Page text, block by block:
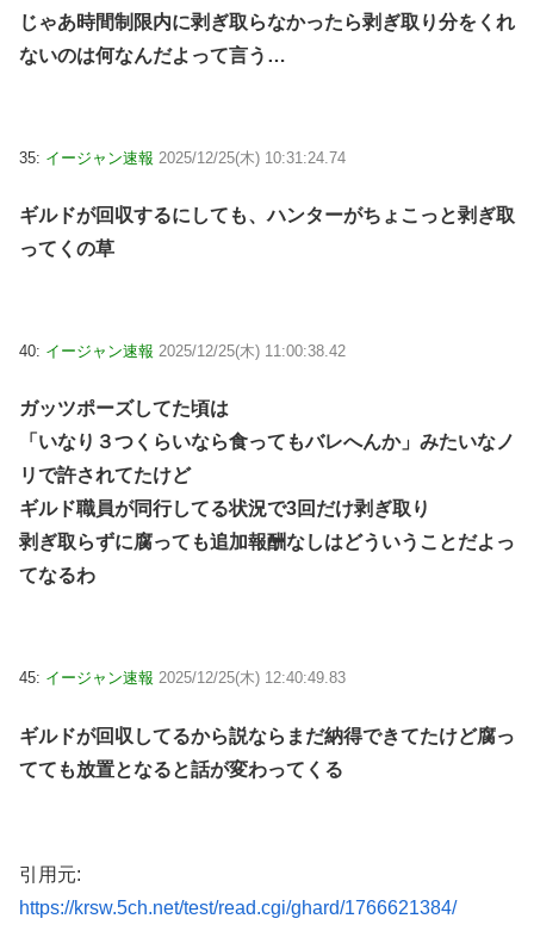
じゃあ時間制限内に剥ぎ取らなかったら剥ぎ取り分をくれ
ないのは何なんだよって言う…
35: イージャン速報 2025/12/25(木) 10:31:24.74
ギルドが回収するにしても、ハンターがちょこっと剥ぎ取
ってくの草
40: イージャン速報 2025/12/25(木) 11:00:38.42
ガッツポーズしてた頃は
「いなり３つくらいなら食ってもバレへんか」みたいなノ
リで許されてたけど
ギルド職員が同行してる状況で3回だけ剥ぎ取り
剥ぎ取らずに腐っても追加報酬なしはどういうことだよっ
てなるわ
45: イージャン速報 2025/12/25(木) 12:40:49.83
ギルドが回収してるから説ならまだ納得できてたけど腐っ
てても放置となると話が変わってくる
引用元:
https://krsw.5ch.net/test/read.cgi/ghard/1766621384/